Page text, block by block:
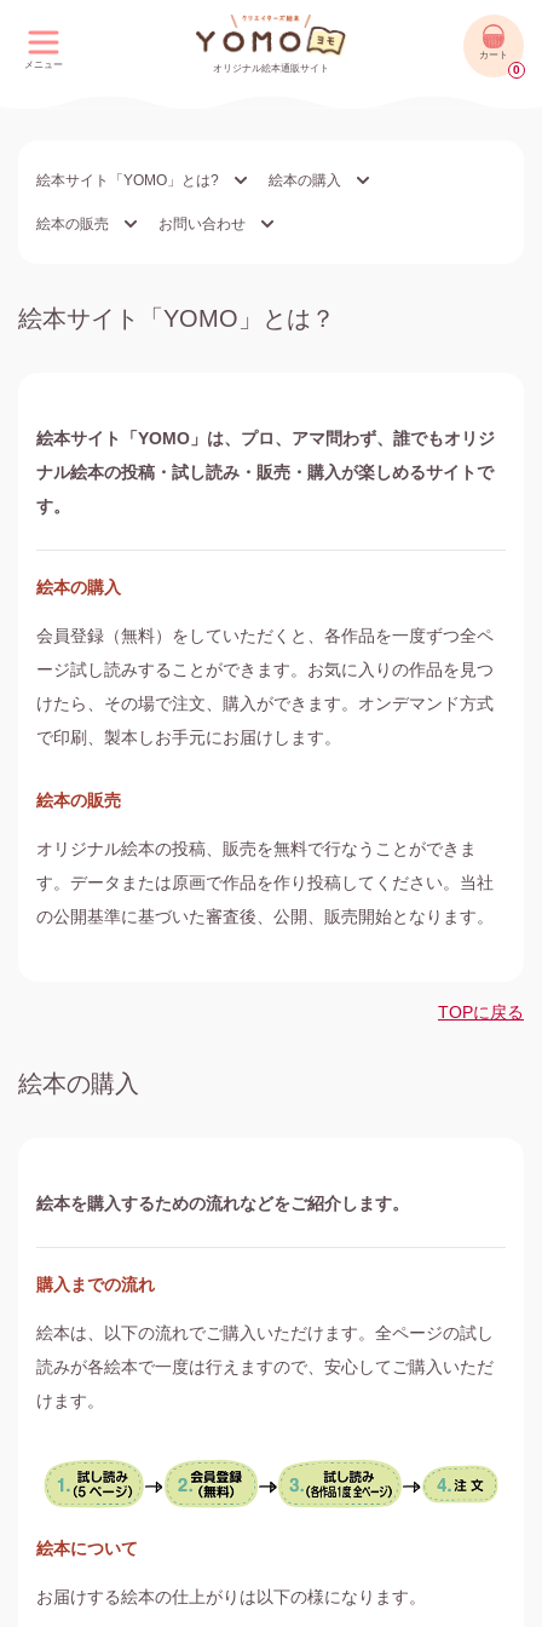
メニュー オリジナル絵本通販サイト
カート
0
絵本サイト「YOMO」とは? 絵本の購入
絵本の販売 お問い合わせ
絵本サイト「YOMO」とは？
絵本サイト「YOMO」は、プロ、アマ問わず、誰でもオリジ
ナル絵本の投稿・試し読み・販売・購入が楽しめるサイトで
す。
絵本の購入
会員登録（無料）をしていただくと、各作品を一度ずつ全ペ
ージ試し読みすることができます。お気に入りの作品を見つ
けたら、その場で注文、購入ができます。オンデマンド方式
で印刷、製本しお手元にお届けします。
絵本の販売
オリジナル絵本の投稿、販売を無料で行なうことができま
す。データまたは原画で作品を作り投稿してください。当社
の公開基準に基づいた審査後、公開、販売開始となります。
TOPに戻る
絵本の購入
絵本を購入するための流れなどをご紹介します。
購入までの流れ
絵本は、以下の流れでご購入いただけます。全ページの試し
読みが各絵本で一度は行えますので、安心してご購入いただ
けます。
絵本について
お届けする絵本の仕上がりは以下の様になります。